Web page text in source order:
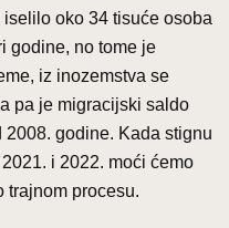
oko 34 tisuće osoba
godine, no tome je
iz inozemstva se
pa je migracijski saldo
godine. Kada stignu
i 2022. moći ćemo
trajnom procesu.